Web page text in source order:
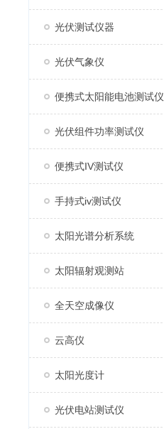
光伏测试仪器
光伏气象仪
便携式太阳能电池测试仪
光伏组件功率测试仪
便携式IV测试仪
手持式iv测试仪
太阳光谱分析系统
太阳辐射观测站
全天空成像仪
云高仪
太阳光度计
光伏电站测试仪